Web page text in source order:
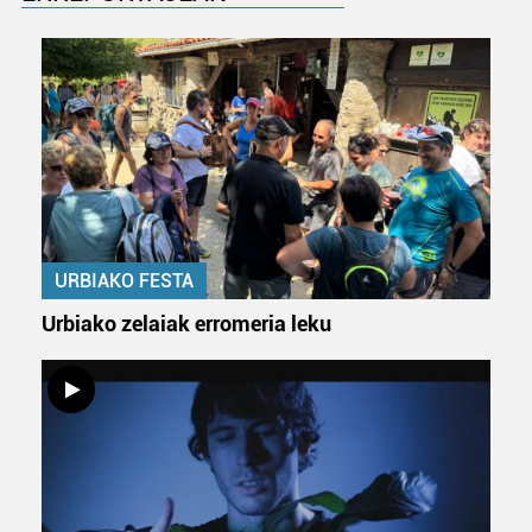
pertsonalizatuak eskaintzeko, iragarkiak eta edukia
neurtzeko, jendeari buruzko informazioa biltzeko eta
produktuak garatzeko. Zure datuak nork eta zertarako
erabiltzen dituen hauta dezakezu.
Bazkide batzuek ez dizute baimenik eskatzen, eta beren
interes komertzial legitimoetan babesten dira. Ikusi gure
bazkideen zerrenda, beren ustez zein helburutarako
duten interes legitimoa eta horren aurka nola egin
dezakezun ikusteko.
Lortu zure datu pertsonalak prozesatzeko moduari
buruzko informazio gehiago eta ezarri zure lehentasunak
datuen atalean. Edozein unetan alda edo ken dezakezu
zure baimena Cookieen adierazpenean.
Webgune honek cookie propioak eta hirugarrenen cookie-
URBIAKO FESTA
Urbiako zelaiak erromeria leku